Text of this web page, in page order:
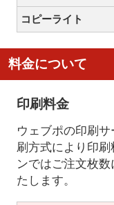
コピーライト
料金について
印刷料金
ウェブポの印刷
刷方式により印
ンではご注文枚
たします。